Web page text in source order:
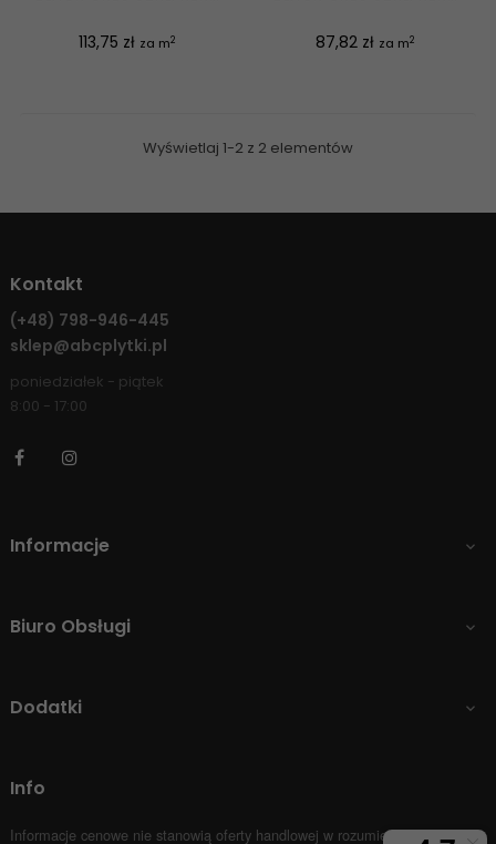
Cena
113,75 zł za m2 Cena
87,82 zł za m2
Wyświetlaj 1-2 z 2 elementów
Kontakt
(+48) 798-946-445
sklep@abcplytki.pl
poniedziałek - piątek
8:00 - 17:00
Facebook
Informacje 
Biuro Obsługi 
Dodatki 
Info
Informacje cenowe nie stanowią oferty handlowej w rozumieniu Art.66 par.1